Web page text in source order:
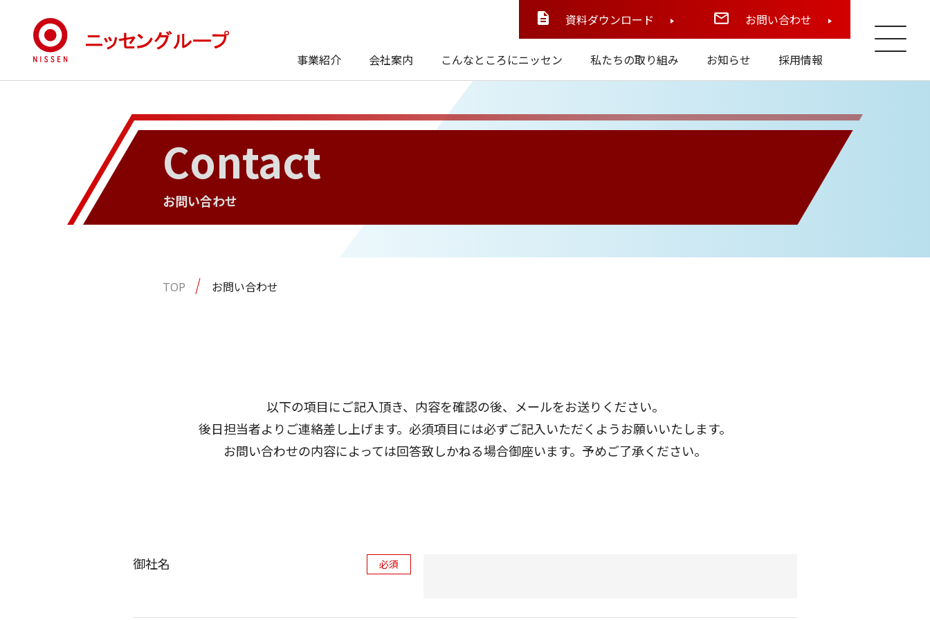
資料ダウンロード お問い合わせ
事業紹介 会社案内 こんなところにニッセン 私たちの取り組み お知らせ 採用情報
Contact
お問い合わせ
TOP お問い合わせ
以下の項目にご記入頂き、内容を確認の後、メールをお送りください。
後日担当者よりご連絡差し上げます。必須項目には必ずご記入いただくようお願いいたします。
お問い合わせの内容によっては回答致しかねる場合御座います。予めご了承ください。
御社名 必須